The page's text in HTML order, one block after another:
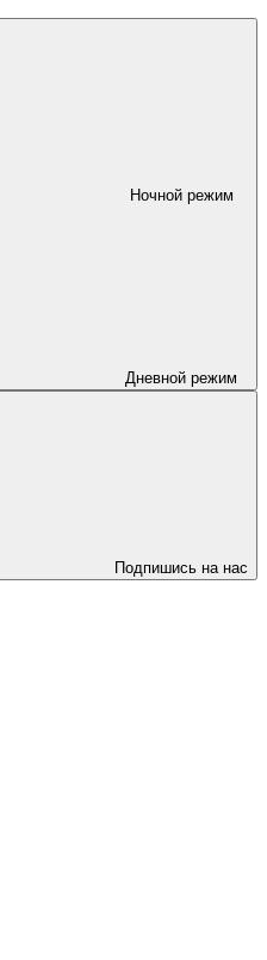
Ночной режим
Дневной режим
Подпишись на нас